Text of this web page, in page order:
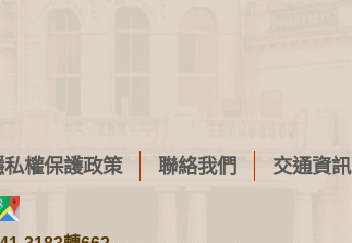
私權保護政策 聯絡我們 交通資訊